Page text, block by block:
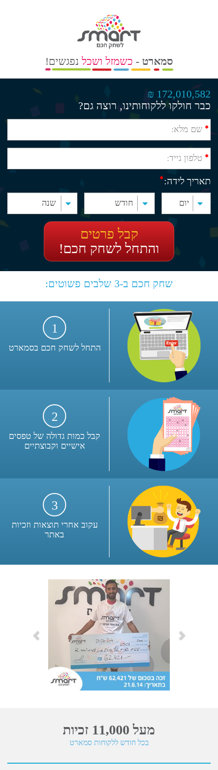
סמארט - כשמזל ושכל נפגשים!
172,010,582 ₪
כבר חולקו ללקוחותינו, רוצה גם?
תאריך לידה:
קבל פרטים
והתחל לשחק חכם!
שחק חכם ב-3 שלבים פשוטים:
1
התחל לשחק חכם בסמארט
2
קבל כמות גדולה של טפסים
אישיים וקבוצתיים
עקוב אחרי תוצאות וזכיות
באתר
3
מעל 11,000 זכיות
בכל חודש ללקוחות סמארט